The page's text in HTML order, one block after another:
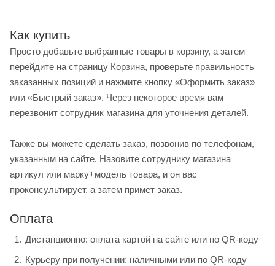
Как купить
Просто добавьте выбранные товары в корзину, а затем
перейдите на страницу Корзина, проверьте правильность
заказанных позиций и нажмите кнопку «Оформить заказ»
или «Быстрый заказ». Через некоторое время вам
перезвонит сотрудник магазина для уточнения деталей.
Также вы можете сделать заказ, позвонив по телефонам,
указанным на сайте. Назовите сотруднику магазина
артикул или марку+модель товара, и он вас
проконсультирует, а затем примет заказ.
Оплата
Дистанционно: оплата картой на сайте или по QR-коду
Курьеру при получении: наличными или по QR-коду